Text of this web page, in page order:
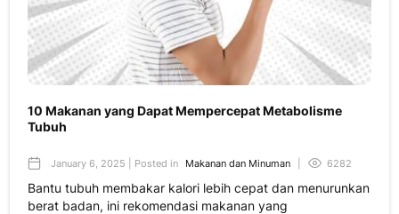
10 Makanan yang Dapat Mempercepat Metabolisme
Tubuh
January 6, 2025 | Posted in Makanan dan Minuman 6282
Bantu tubuh membakar kalori lebih cepat dan menurunkan
berat badan, ini rekomendasi makanan yang